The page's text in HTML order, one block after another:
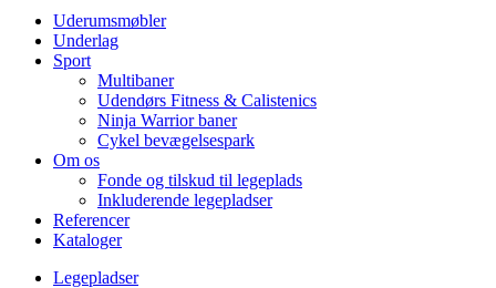
Uderumsmøbler
Underlag
Sport
Multibaner
Udendørs Fitness & Calistenics
Ninja Warrior baner
Cykel bevægelsespark
Om os
Fonde og tilskud til legeplads
Inkluderende legepladser
Referencer
Kataloger
Legepladser